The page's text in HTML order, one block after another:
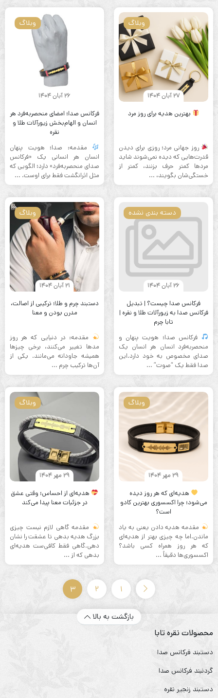
وبلاگ
27 آبان 1404
بهترین هدیه برای روز مرد
روز جهانی مرد؛ روزی برای دیدن
قدرت‌هایی که دیده نمی‌شوند شاید
مردها کمتر حرف بزنند، کمتر از
خستگی‌شان بگویند، ...
وبلاگ
26 آبان 1404
فرکانس صدا؛ امضای منحصر‌به‌فرد هر
انسان و الهام‌بخش زیورآلات طلا و
نقره
مقدمه: صدا؛ هویت پنهان
انسان هر انسانی یک «فرکانس
صدای منحصر‌به‌فرد» دارد؛ الگویی که
مثل اثرانگشت فقط برای اوست. ...
دسته بندی نشده
26 آبان 1404
فرکانس صدا چیست؟ | تبدیل
فرکانس صدا به زیورآلات طلا و نقره |
تابا چرم
فرکانس صدا؛ هویت پنهان و
منحصر‌به‌فرد انسان هر انسان یک
صدای مخصوص به خود دارد.این
صدا فقط یک “صوت” ...
وبلاگ
21 آبان 1404
دستبند چرم و طلا؛ ترکیبی از اصالت،
مدرن بودن و معنا
مقدمه: در دنیایی که هر روز
مدها تغییر می‌کنند، برخی چیزها
همیشه جاودانه می‌مانند. یکی از
آن‌ها ترکیب چرم ...
وبلاگ
29 مهر 1404
هدیه‌ای که هر روز دیده
می‌شود؛ چرا اکسسوری بهترین کادو
است؟
مقدمه هدیه دادن یعنی به یاد
ماندن.اما چه چیزی بهتر از هدیه‌ای
که هر روز همراه کسی باشد؟
اکسسوری‌ها دقیقاً ...
وبلاگ
29 مهر 1404
هدیه‌ای از احساس؛ وقتی عشق
در جزئیات معنا پیدا می‌کند
مقدمه گاهی لازم نیست چیزی
بزرگ هدیه بدهی تا عشقت را نشان
دهی.گاهی فقط کافی‌ست هدیه‌ای
بدهی که از ...
1
2
3
بازگشت به بالا
محصولات نقره تابا
دستبند فرکانس صدا
گردنبند فرکانس صدا
دستبند زنجیر نقره